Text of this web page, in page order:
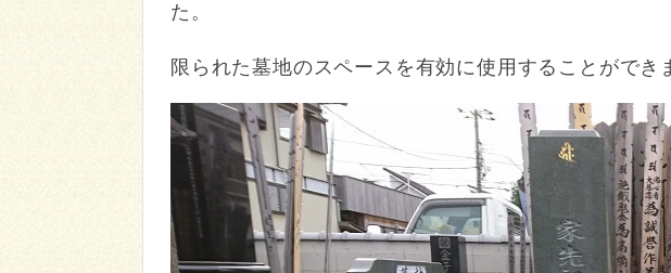
た。
限られた墓地のスペースを有効に使用することができ